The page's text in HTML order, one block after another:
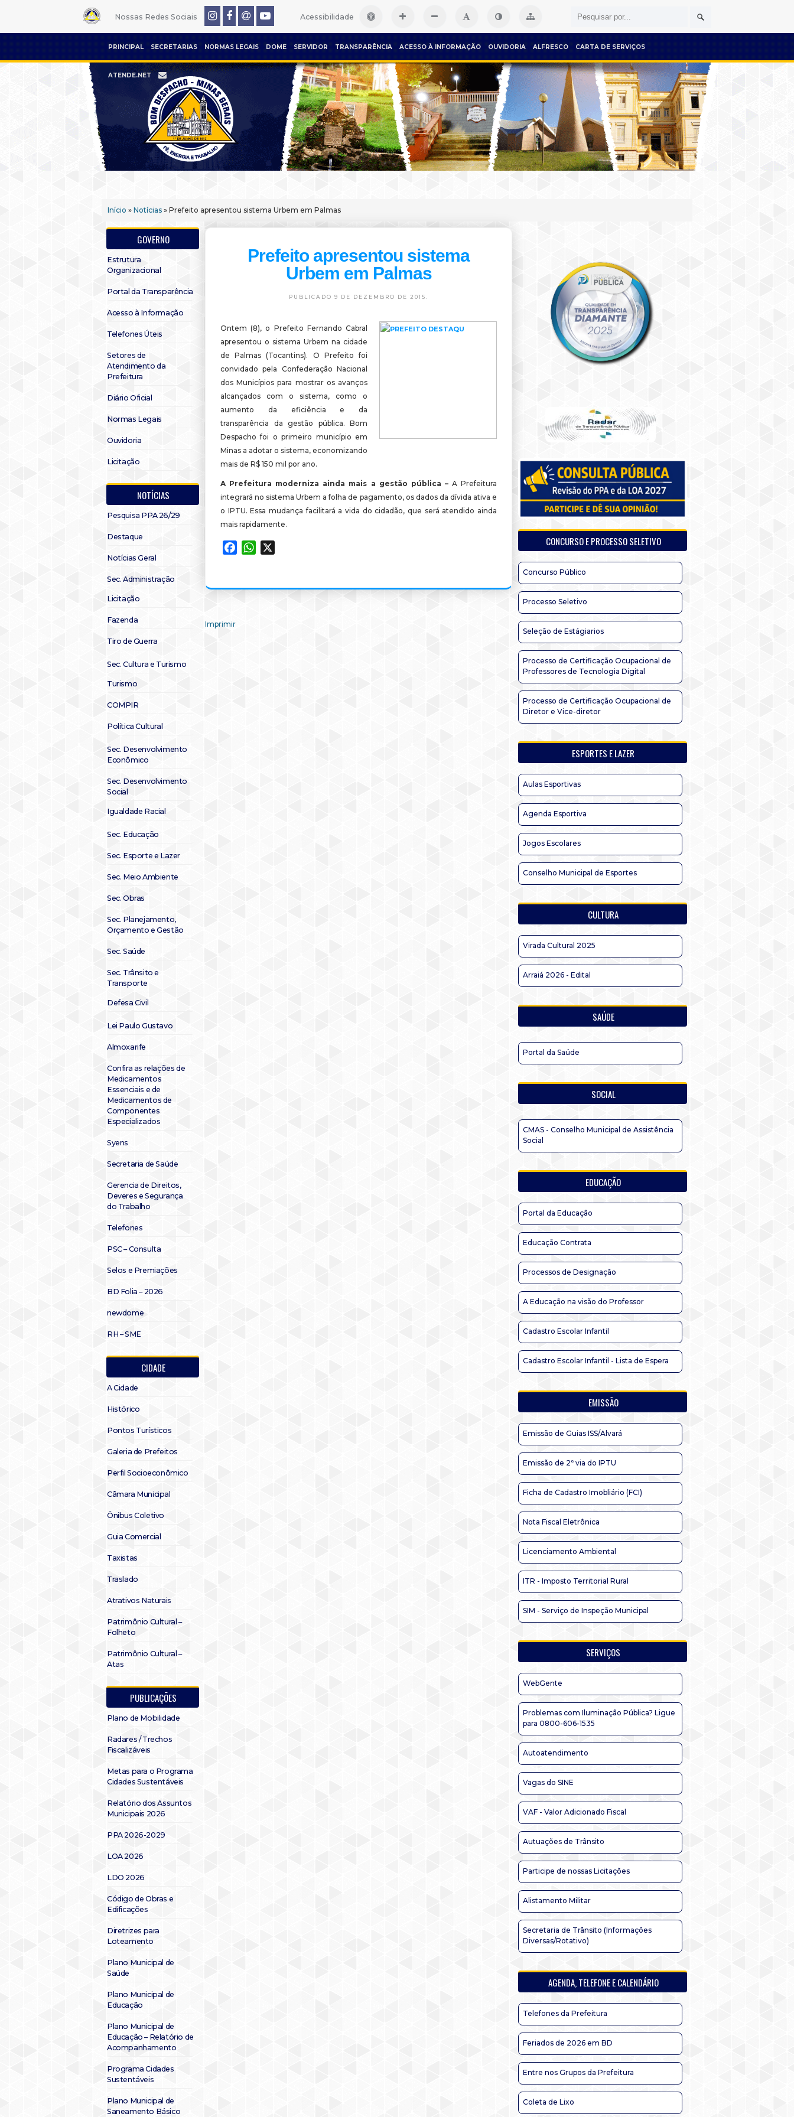
Nossas Redes Sociais Acessibilidade
PRINCIPAL SECRETARIAS NORMAS LEGAIS DOME SERVIDOR TRANSPARÊNCIA ACESSO À INFORMAÇÃO OUVIDORIA ALFRESCO CARTA DE SERVIÇOS
ATENDE.NET
Início » Notícias » Prefeito apresentou sistema Urbem em Palmas
GOVERNO
Estrutura
Organizacional
Portal da Transparência
Acesso à Informação
Telefones Úteis
Setores de
Atendimento da
Prefeitura
Diário Oficial
Normas Legais
Ouvidoria
Licitação
NOTÍCIAS
Pesquisa PPA 26/29
Destaque
Notícias Geral
Sec. Administração
Licitação
Fazenda
Tiro de Guerra
Sec. Cultura e Turismo
Turismo
COMPIR
Política Cultural
Sec. Desenvolvimento
Econômico
Sec. Desenvolvimento
Social
Igualdade Racial
Sec. Educação
Sec. Esporte e Lazer
Sec. Meio Ambiente
Sec. Obras
Sec. Planejamento,
Orçamento e Gestão
Sec. Saúde
Sec. Trânsito e
Transporte
Defesa Civil
Lei Paulo Gustavo
Almoxarife
Confira as relações de
Medicamentos
Essenciais e de
Medicamentos de
Componentes
Especializados
Syens
Secretaria de Saúde
Gerencia de Direitos,
Deveres e Segurança
do Trabalho
Telefones
PSC – Consulta
Selos e Premiações
BD Folia – 2026
newdome
RH – SME
CIDADE
A Cidade
Histórico
Pontos Turísticos
Galeria de Prefeitos
Perfil Socioeconômico
Câmara Municipal
Ônibus Coletivo
Guia Comercial
Taxistas
Traslado
Atrativos Naturais
Patrimônio Cultural –
Folheto
Patrimônio Cultural –
Atas
PUBLICAÇÕES
Plano de Mobilidade
Radares / Trechos
Fiscalizáveis
Metas para o Programa
Cidades Sustentáveis
Relatório dos Assuntos
Municipais 2026
PPA 2026-2029
LOA 2026
LDO 2026
Código de Obras e
Edificações
Diretrizes para
Loteamento
Plano Municipal de
Saúde
Plano Municipal de
Educação
Plano Municipal de
Educação – Relatório de
Acompanhamento
Programa Cidades
Sustentáveis
Plano Municipal de
Saneamento Básico
Prefeito apresentou sistema
Urbem em Palmas
PUBLICADO 9 DE DEZEMBRO DE 2015.
Ontem (8), o Prefeito Fernando Cabral
apresentou o sistema Urbem na cidade
de Palmas (Tocantins). O Prefeito foi
convidado pela Confederação Nacional
dos Municípios para mostrar os avanços
alcançados com o sistema, como o
aumento da eficiência e da
transparência da gestão pública. Bom
Despacho foi o primeiro município em
Minas a adotar o sistema, economizando
mais de R$ 150 mil por ano.
A Prefeitura moderniza ainda mais a gestão pública –A Prefeitura
integrará no sistema Urbem a folha de pagamento, os dados da dívida ativa e
o IPTU. Essa mudança facilitará a vida do cidadão, que será atendido ainda
mais rapidamente.
FacebookWhatsApp
Imprimir
CONCURSO E PROCESSO SELETIVO
Concurso Público
Processo Seletivo
Seleção de Estágiarios
Processo de Certificação Ocupacional de
Professores de Tecnologia Digital
Processo de Certificação Ocupacional de
Diretor e Vice-diretor
ESPORTES E LAZER
Aulas Esportivas
Agenda Esportiva
Jogos Escolares
Conselho Municipal de Esportes
CULTURA
Virada Cultural 2025
Arraiá 2026 - Edital
SAÚDE
Portal da Saúde
SOCIAL
CMAS - Conselho Municipal de Assistência
Social
EDUCAÇÃO
Portal da Educação
Educação Contrata
Processos de Designação
A Educação na visão do Professor
Cadastro Escolar Infantil
Cadastro Escolar Infantil - Lista de Espera
EMISSÃO
Emissão de Guias ISS/Alvará
Emissão de 2ª via do IPTU
Ficha de Cadastro Imobliário (FCI)
Nota Fiscal Eletrônica
Licenciamento Ambiental
ITR - Imposto Territorial Rural
SIM - Serviço de Inspeção Municipal
SERVIÇOS
WebGente
Problemas com Iluminação Pública? Ligue
para 0800-606-1535
Autoatendimento
Vagas do SINE
VAF - Valor Adicionado Fiscal
Autuações de Trânsito
Participe de nossas Licitações
Alistamento Militar
Secretaria de Trânsito (Informações
Diversas/Rotativo)
AGENDA, TELEFONE E CALENDÁRIO
Telefones da Prefeitura
Feriados de 2026 em BD
Entre nos Grupos da Prefeitura
Coleta de Lixo